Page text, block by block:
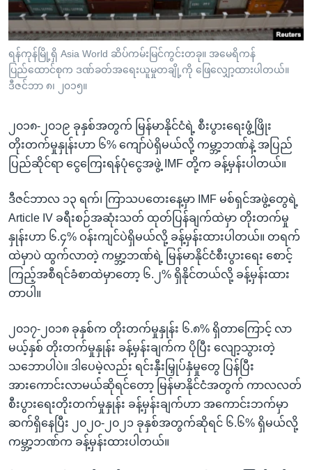
သို့
ကျော်
ကြည့်
ရန်
ရှာဖွေ
နေရာ
သို့
ကျော်
ဗွီအိုအေ လူမှုကွန်ယက်များ
ဘာသာစကားများ
ရန်ကုန်မြို့ရှိ Asia World ဆိပ်ကမ်းမြင်ကွင်းတခု။ အမေရိကန်
ပြည်ထောင်စုက ဒဏ်ခတ်အရေးယူမှုတချို့ကို ဖြေလျှော့ထားပါတယ်။
ဒီဇင်ဘာ ၈၊ ၂၀၁၅။
၂၀၁၈-၂၀၁၉ ခုနှစ်အတွက် မြန်မာနိုင်ငံရဲ့ စီးပွားရေးဖွံ့ဖြိုး
တိုးတက်မှုနှုန်းဟာ ၆% ကျော်ပဲရှိမယ်လို့ ကမ္ဘာ့ဘဏ်နဲ့ အပြည်
ပြည်ဆိုင်ရာ ငွေကြေးရန်ပုံငွေအဖွဲ့ IMF တို့က ခန့်မှန်းပါတယ်။
ဒီဇင်ဘာလ ၁၃ ရက်၊ ကြာသပတေးနေ့မှာ IMF မစ်ရှင်အဖွဲ့တွေရဲ့
Article IV ခရီးစဉ်အဆုံးသတ် ထုတ်ပြန်ချက်ထဲမှာ တိုးတက်မှု
နှုန်းဟာ ၆.၄% ဝန်းကျင်ပဲရှိမယ်လို့ ခန့်မှန်းထားပါတယ်။ တရက်
ထဲမှာပဲ ထွက်လာတဲ့ ကမ္ဘာ့ဘဏ်ရဲ့ မြန်မာနိုင်ငံစီးပွားရေး စောင့်
ကြည့်အစီရင်ခံစာထဲမှာတော့ ၆.၂% ရှိနိုင်တယ်လို့ ခန့်မှန်းထား
တာပါ။
၂၀၁၇-၂၀၁၈ ခုနှစ်က တိုးတက်မှုနှုန်း ၆.၈% ရှိတာကြောင့် လာ
မယ့်နှစ် တိုးတက်မှုနှုန်း ခန့်မှန်းချက်က ပိုပြီး လျော့သွားတဲ့
သဘောပါပဲ။ ဒါပေမဲ့လည်း ရင်းနှီးမြှုပ်နှံမှုတွေ ပြန်ပြီး
အားကောင်းလာမယ်ဆိုရင်တော့ မြန်မာနိုင်ငံအတွက် ကာလလတ်
စီးပွားရေးတိုးတက်မှုနှုန်း ခန့်မှန်းချက်ဟာ အကောင်းဘက်မှာ
ဆက်ရှိနေပြီး ၂၀၂၀-၂၀၂၁ ခုနှစ်အတွက်ဆိုရင် ၆.၆% ရှိမယ်လို့
ကမ္ဘာ့ဘဏ်က ခန့်မှန်းထားပါတယ်။